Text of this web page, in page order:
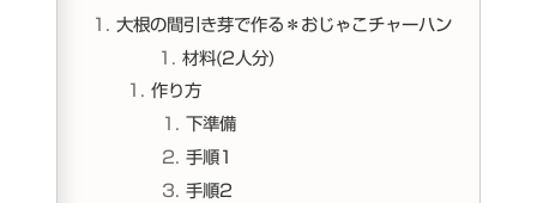
大根の間引き芽で作る＊おじゃこチャーハン
材料(2人分)
作り方
下準備
手順1
手順2